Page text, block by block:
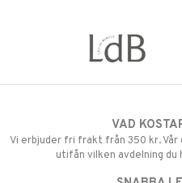
VAD
Vi erbjuder fri frakt från 350 kr.
utifån vilken avdelning du